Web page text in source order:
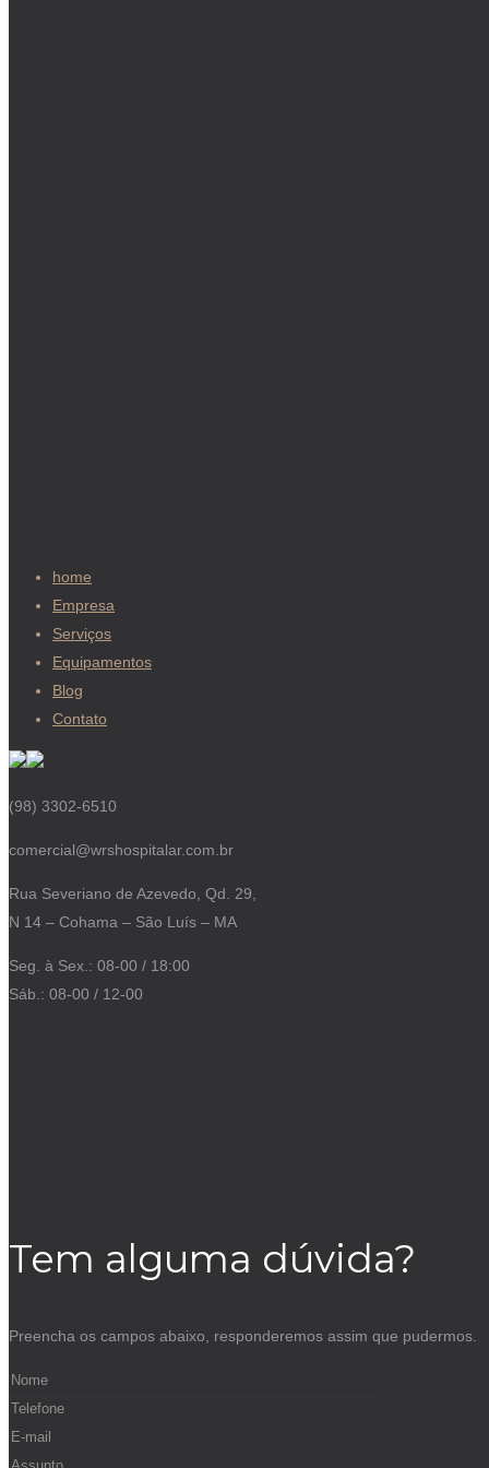
home
Empresa
Serviços
Equipamentos
Blog
Contato
(98) 3302-6510
comercial@wrshospitalar.com.br
Rua Severiano de Azevedo, Qd. 29,
N 14 – Cohama – São Luís – MA
Seg. à Sex.: 08-00 / 18:00
Sáb.: 08-00 / 12-00
Tem alguma dúvida?
Preencha os campos abaixo, responderemos assim que pudermos.